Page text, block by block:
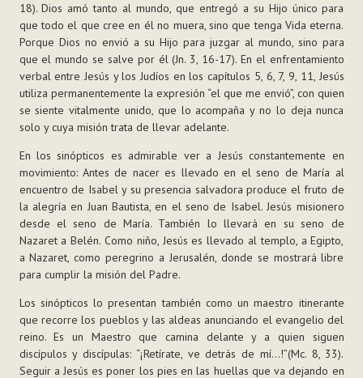
18). Dios amó tanto al mundo, que entregó a su Hijo único para
que todo el que cree en él no muera, sino que tenga Vida eterna.
Porque Dios no envió a su Hijo para juzgar al mundo, sino para
que el mundo se salve por él (Jn. 3, 16-17). En el enfrentamiento
verbal entre Jesús y los Judíos en los capítulos 5, 6, 7, 9, 11, Jesús
utiliza permanentemente la expresión “el que me envió”, con quien
se siente vitalmente unido, que lo acompaña y no lo deja nunca
solo y cuya misión trata de llevar adelante.
En los sinópticos es admirable ver a Jesús constantemente en
movimiento: Antes de nacer es llevado en el seno de María al
encuentro de Isabel y su presencia salvadora produce el fruto de
la alegría en Juan Bautista, en el seno de Isabel. Jesús misionero
desde el seno de María. También lo llevará en su seno de
Nazaret a Belén. Como niño, Jesús es llevado al templo, a Egipto,
a Nazaret, como peregrino a Jerusalén, donde se mostrará libre
para cumplir la misión del Padre.
Los sinópticos lo presentan también como un maestro itinerante
que recorre los pueblos y las aldeas anunciando el evangelio del
reino. Es un Maestro que camina delante y a quien siguen
discípulos y discípulas: “¡Retírate, ve detrás de mí...!”(Mc. 8, 33).
Seguir a Jesús es poner los pies en las huellas que va dejando en